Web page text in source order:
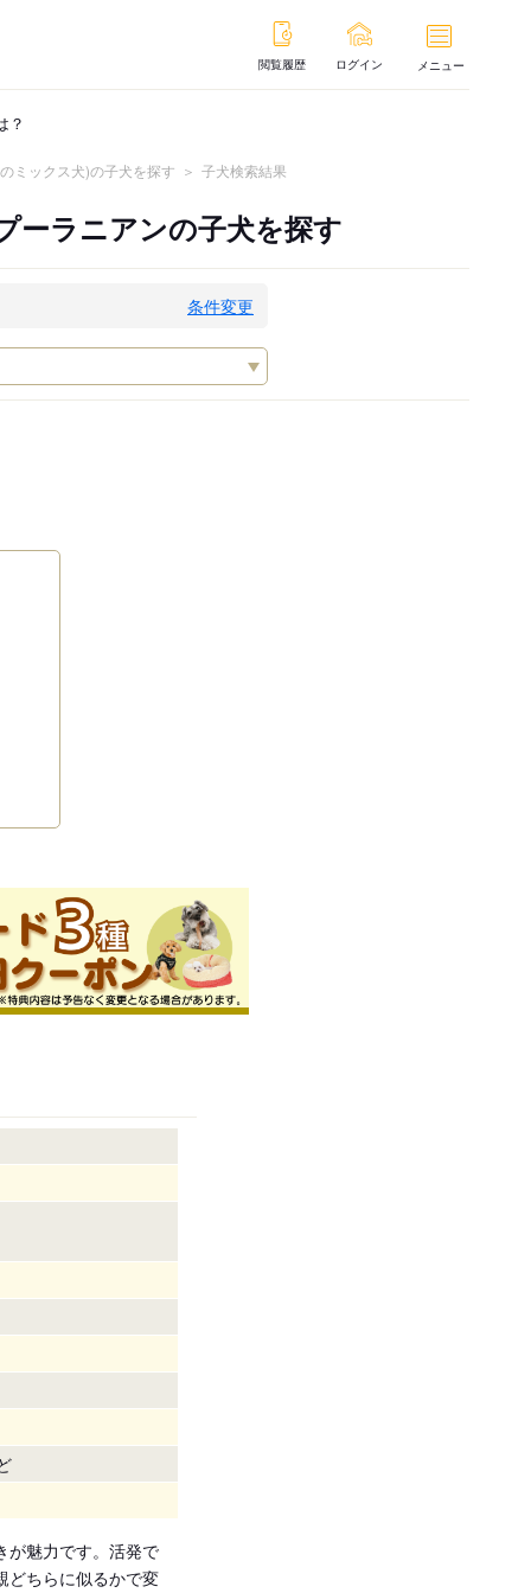
閲覧履歴 ログイン メニュー
？
ミックス犬)の子犬を探す 子犬検索結果
ーラニアンの子犬を探す
条件変更
が魅力です。活発で
どちらに似るかで変